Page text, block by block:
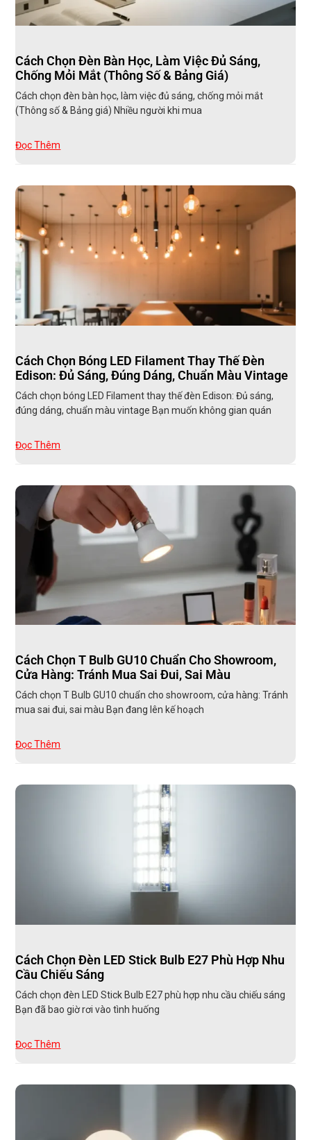
Cách Chọn Đèn Bàn Học, Làm Việc Đủ Sáng,
Chống Mỏi Mắt (Thông Số & Bảng Giá)
Cách chọn đèn bàn học, làm việc đủ sáng, chống mỏi mắt
(Thông số & Bảng giá) Nhiều người khi mua
Đọc Thêm
Cách Chọn Bóng LED Filament Thay Thế Đèn
Edison: Đủ Sáng, Đúng Dáng, Chuẩn Màu Vintage
Cách chọn bóng LED Filament thay thế đèn Edison: Đủ sáng,
đúng dáng, chuẩn màu vintage Bạn muốn không gian quán
Đọc Thêm
Cách Chọn T Bulb GU10 Chuẩn Cho Showroom,
Cửa Hàng: Tránh Mua Sai Đui, Sai Màu
Cách chọn T Bulb GU10 chuẩn cho showroom, cửa hàng: Tránh
mua sai đui, sai màu Bạn đang lên kế hoạch
Đọc Thêm
Cách Chọn Đèn LED Stick Bulb E27 Phù Hợp Nhu
Cầu Chiếu Sáng
Cách chọn đèn LED Stick Bulb E27 phù hợp nhu cầu chiếu sáng
Bạn đã bao giờ rơi vào tình huống
Đọc Thêm